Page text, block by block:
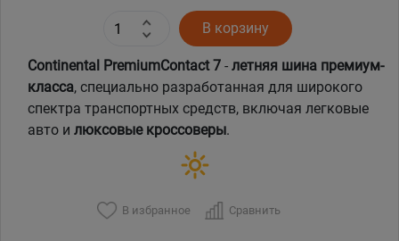
В корзину
Continental PremiumContact 7 - летняя шина премиум-
класса, специально разработанная для широкого
спектра транспортных средств, включая легковые
авто и люксовые кроссоверы.
В избранное Сравнить
Талдыкорган
Тараз